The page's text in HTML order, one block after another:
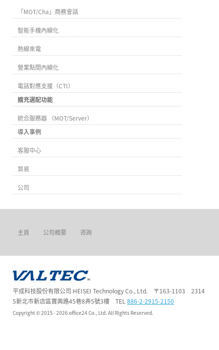
「MOT/Cha」商務會話
智能手機內線化
熱線來電
營業點間內線化
電話對應支援（CTI）
擴充選配功能
統合服務器 （MOT/Server）
導入事例
客服中心
貿易
公司
主頁 公司概要 咨詢
平成科技股份有限公司 HEISEI Technology Co., Ltd. 〒163-1103 2314
5新北市新店區寶興路45巷8弄5號3樓 TEL886-2-2915-2150
Copyright ©2015 - 2026 office24 Co., Ltd. All Rights Reserved.